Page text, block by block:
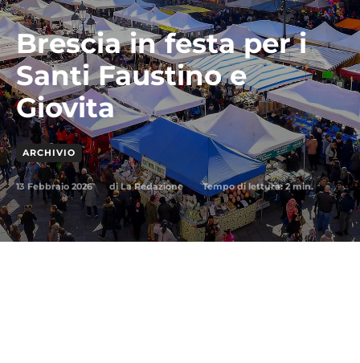
Brescia in festa per i
Santi Faustino e
Giovita
ARCHIVIO
13 Febbraio 2026 di La Redazione Tempo di lettura:2min.